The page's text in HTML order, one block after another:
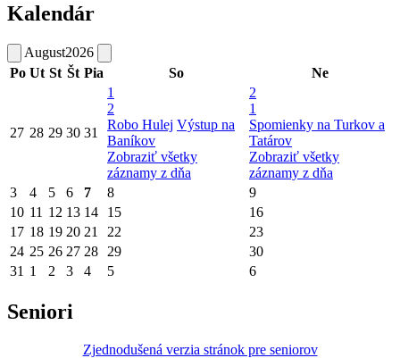
Kalendár
August2026
Po Ut St Št Pia So Ne
27 28 29 30 31
1
2
Robo Hulej Výstup na
Baníkov
Zobraziť všetky
záznamy z dňa
2
1
Spomienky na Turkov a
Tatárov
Zobraziť všetky
záznamy z dňa
3
4 5 6 7 8
9
10 11 12 13 14 15
16
17 18 19 20 21 22
23
24 25 26 27 28 29
30
31 1 2 3 4 5 6
Seniori
Zjednodušená verzia stránok pre seniorov